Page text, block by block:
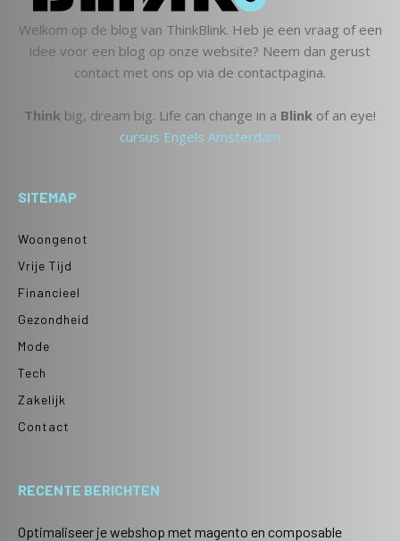
Welkom op de blog van ThinkBlink. Heb je een vraag of een
idee voor een blog op onze website? Neem dan gerust
contact met ons op via de contactpagina.
Think big, dream big. Life can change in a Blink of an eye!
cursus Engels Amsterdam
SITEMAP
Woongenot
Vrije Tijd
Financieel
Gezondheid
Mode
Tech
Zakelijk
Contact
RECENTE BERICHTEN
Optimaliseer je webshop met magento en composable